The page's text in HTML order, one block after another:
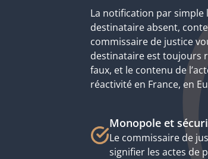
La notification par
destinataire absent,
commissaire de justice
destinataire est toujours
faux, et le contenu de
réactivité en France, en
Monopole et
Le commissaire de
signifier les actes de